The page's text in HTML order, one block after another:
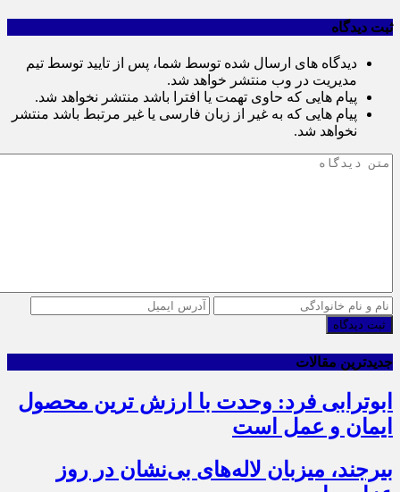
ثبت دیدگاه
دیدگاه های ارسال شده توسط شما، پس از تایید توسط تیم
مدیریت در وب منتشر خواهد شد.
پیام هایی که حاوی تهمت یا افترا باشد منتشر نخواهد شد.
پیام هایی که به غیر از زبان فارسی یا غیر مرتبط باشد منتشر
نخواهد شد.
ثبت دیدگاه
جدیدترین مقالات
ابوترابی فرد: وحدت با ارزش ترین محصول
ایمان و عمل است
بیرجند، میزبان لاله‌های بی‌نشان در روز